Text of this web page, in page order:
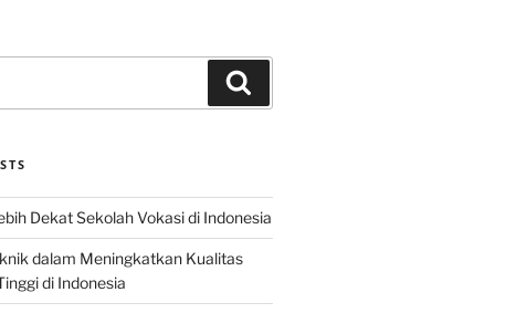
Dekat Sekolah Vokasi di Indonesia
dalam Meningkatkan Kualitas
di Indonesia